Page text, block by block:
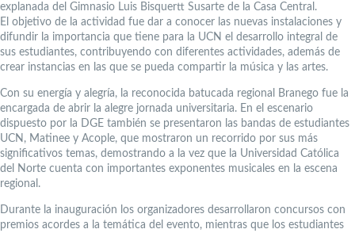
explanada del Gimnasio Luis Bisquertt Susarte de la Casa Central.
El objetivo de la actividad fue dar a conocer las nuevas instalaciones y
difundir la importancia que tiene para la UCN el desarrollo integral de
sus estudiantes, contribuyendo con diferentes actividades, además de
crear instancias en las que se pueda compartir la música y las artes.
Con su energía y alegría, la reconocida batucada regional Branego fue la
encargada de abrir la alegre jornada universitaria. En el escenario
dispuesto por la DGE también se presentaron las bandas de estudiantes
UCN, Matinee y Acople, que mostraron un recorrido por sus más
significativos temas, demostrando a la vez que la Universidad Católica
del Norte cuenta con importantes exponentes musicales en la escena
regional.
Durante la inauguración los organizadores desarrollaron concursos con
premios acordes a la temática del evento, mientras que los estudiantes